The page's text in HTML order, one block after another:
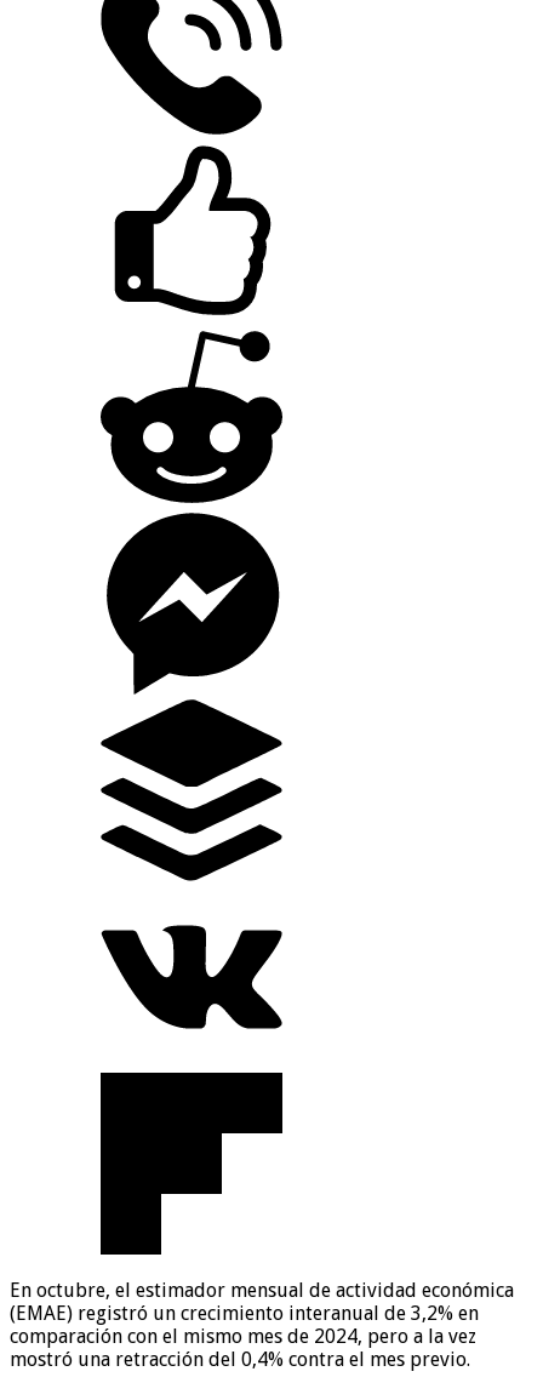
En octubre, el estimador mensual de actividad económica
(EMAE) registró un crecimiento interanual de 3,2% en
comparación con el mismo mes de 2024, pero a la vez
mostró una retracción del 0,4% contra el mes previo.